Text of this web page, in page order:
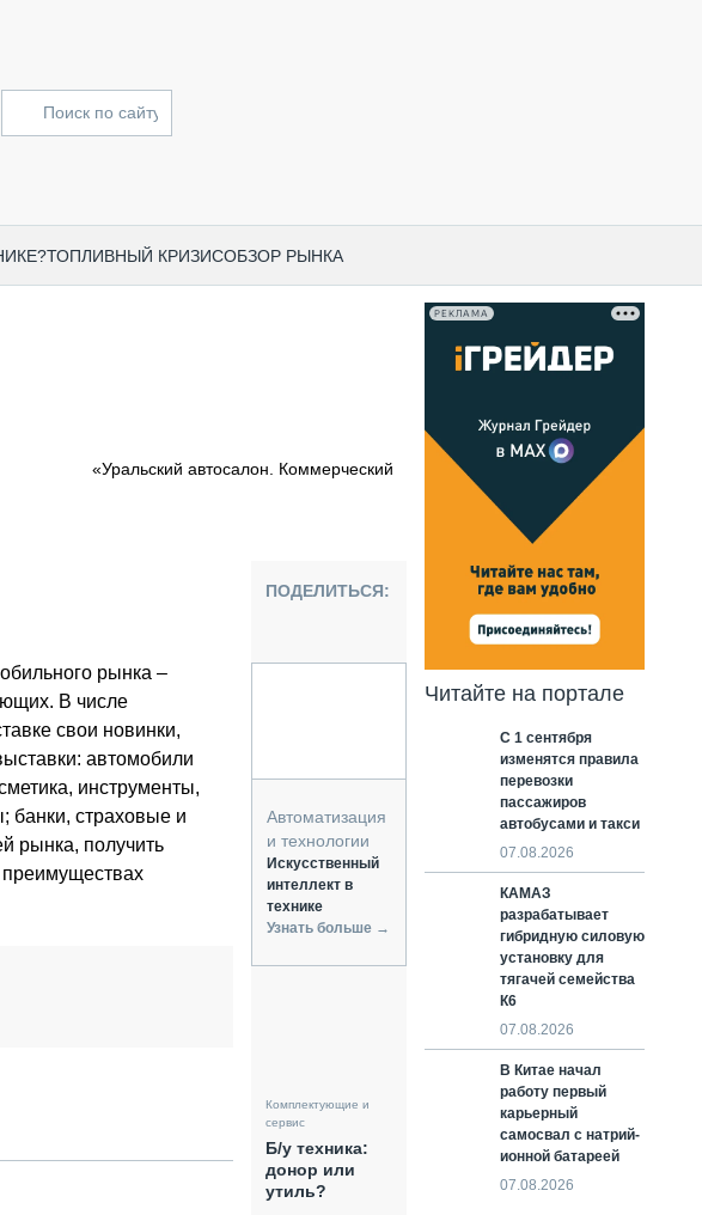
ТОПЛИВНЫЙ КРИЗИСОБЗОР РЫНКА
ПОДЪЁМНАЯ ТЕХНИКА
КАРЬЕРНАЯ ТЕХНИКА
ЛОГИСТИКА И СКЛАД
АВТОМАТИЗАЦИЯ И ТЕХНОЛОГИИ
«Уральский автосалон. Коммерческий
рынка –
В числе
свои новинки,
автомобили
инструменты,
банки, страховые и
рынка, получить
ПОДЕЛИТЬСЯ:
Автоматизация
и технологии
Искусственный
интеллект в
технике
Узнать больше →
Комплектующие и
сервис
Б/у техника:
донор или
утиль?
РЕКЛАМА
Читайте на портале
С 1 сентября
изменятся правила
перевозки
пассажиров
автобусами и такси
07.08.2026
КАМАЗ
разрабатывает
гибридную силовую
установку для
тягачей семейства
К6
07.08.2026
В Китае начал
работу первый
карьерный
самосвал с натрий-
ионной батареей
07.08.2026